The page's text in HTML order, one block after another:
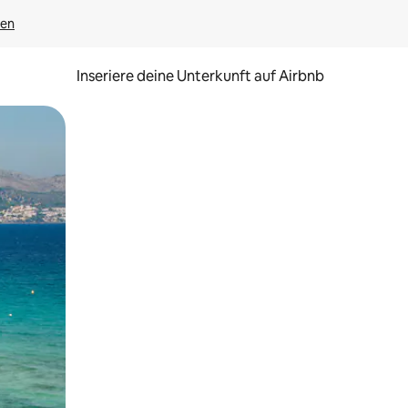
Inseriere deine Unterkunft auf Airbnb
oder Wischgesten.